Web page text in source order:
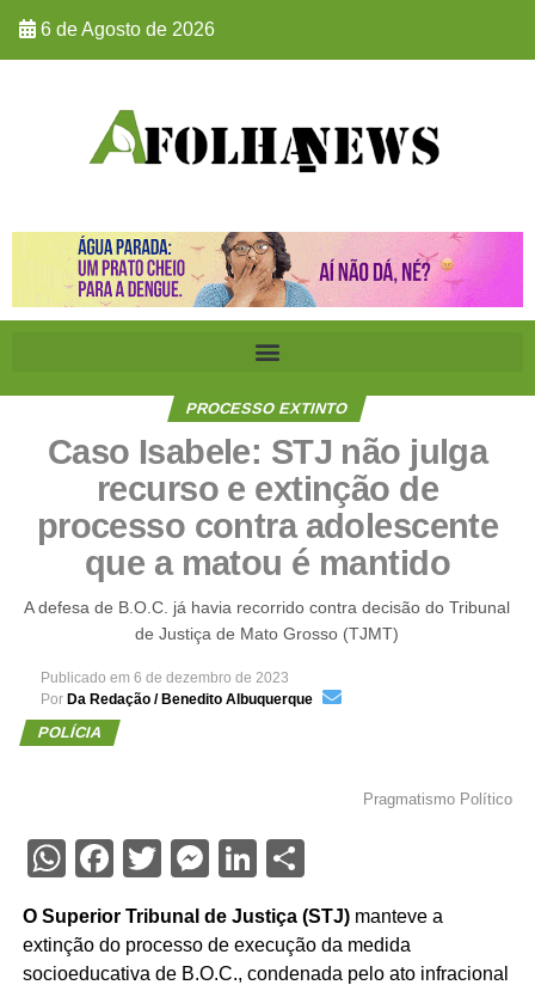
6 de Agosto de 2026
PROCESSO EXTINTO
Caso Isabele: STJ não julga
recurso e extinção de
processo contra adolescente
que a matou é mantido
A defesa de B.O.C. já havia recorrido contra decisão do Tribunal
de Justiça de Mato Grosso (TJMT)
Publicado em 6 de dezembro de 2023
Por Da Redação / Benedito Albuquerque
POLÍCIA
Pragmatismo Político
WhatsApp
Facebook
Twitter
Messenger
LinkedIn
Share
O Superior Tribunal de Justiça (STJ) manteve a
extinção do processo de execução da medida
socioeducativa de B.O.C., condenada pelo ato infracional